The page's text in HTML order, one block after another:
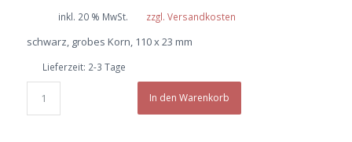
Preis
€ 39,90
€ 37,00.
inkl. 20 % MwSt. zzgl. Versandkosten
schwarz, grobes Korn, 110 x 23 mm
Lieferzeit: 2-3 Tage
In den Warenkorb